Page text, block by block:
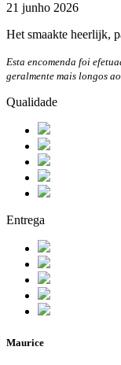
21 junho 2026
Het smaakte heerlijk,
Esta encomenda foi
geralmente mais longos
Qualidade
Entrega
Maurice